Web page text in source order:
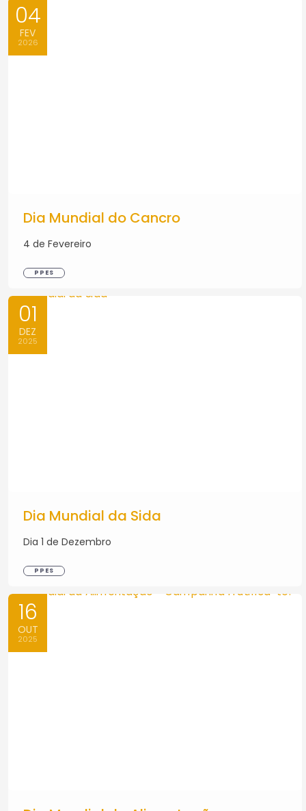
04
FEV
2026
Dia Mundial do Cancro
4 de Fevereiro
PPES
01
DEZ
2025
Dia Mundial da Sida
Dia 1 de Dezembro
PPES
16
OUT
2025